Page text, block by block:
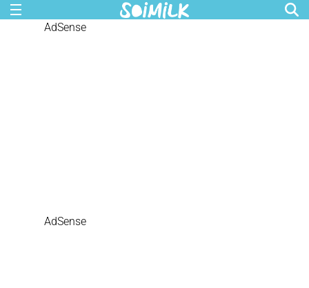
AdSense
AdSense